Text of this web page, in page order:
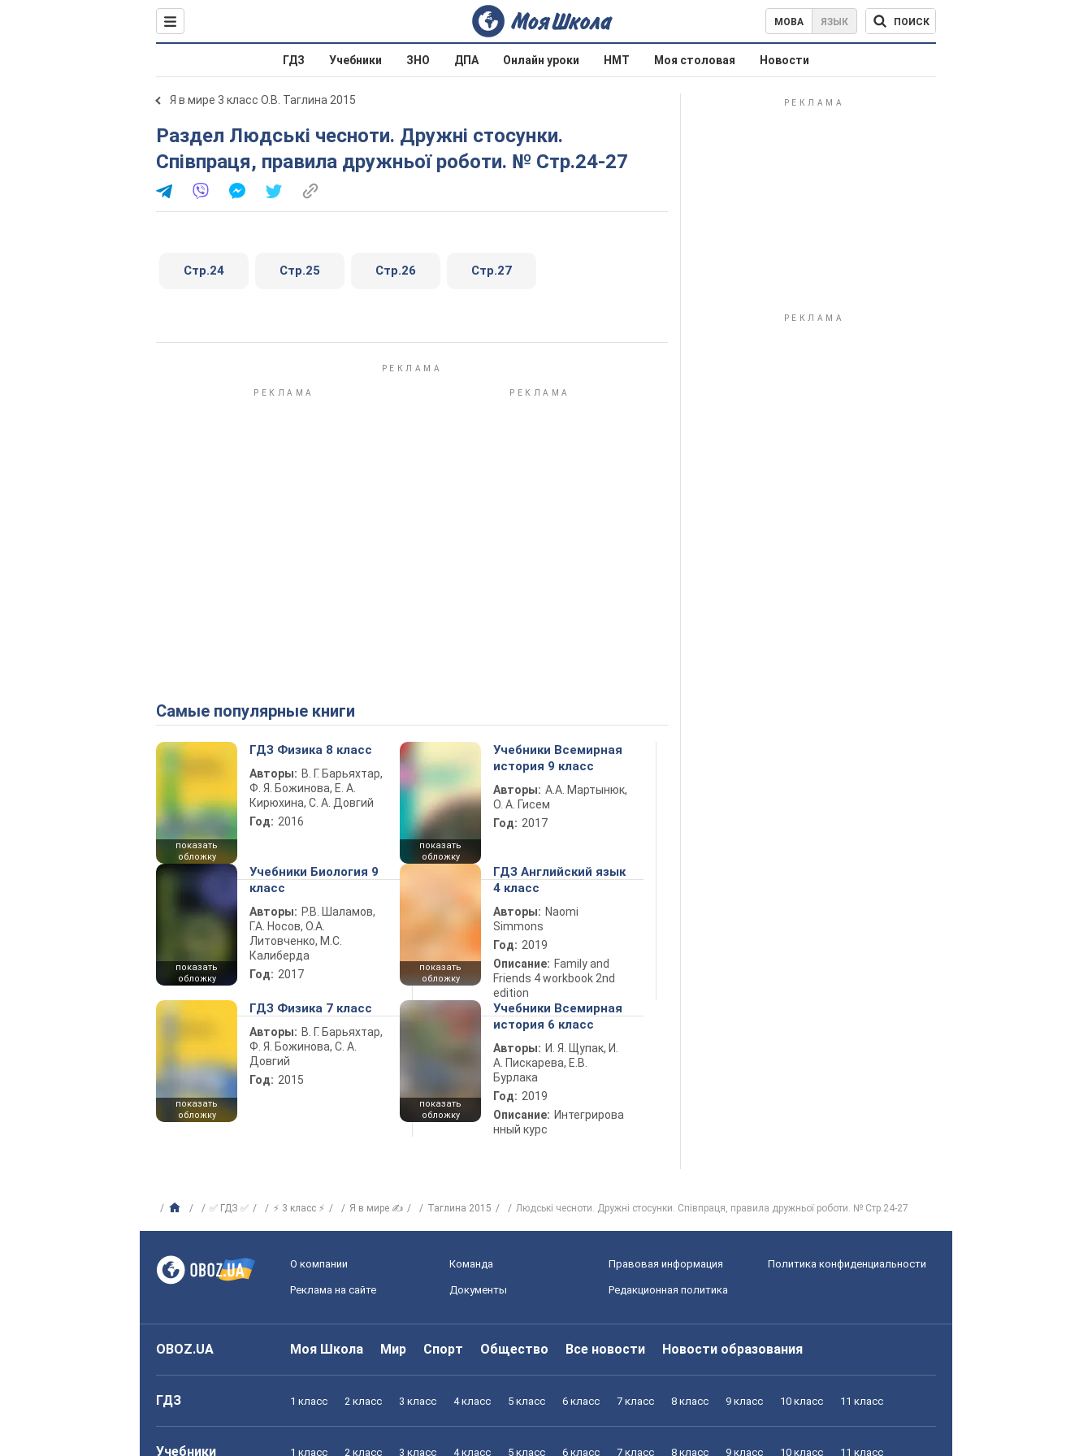
МОВА ЯЗЫК ПОИСК
ГДЗ Учебники ЗНО ДПА Онлайн уроки НМТ Моя столовая Новости
Я в мире 3 класс О.В. Таглина 2015
Раздел Людські чесноти. Дружні стосунки.
Співпраця, правила дружньої роботи. № Стр.24-27
Стр.24 Стр.25 Стр.26 Стр.27
Самые популярные книги
показать
обложку
ГДЗ Физика 8 класс
Авторы: В. Г. Барьяхтар,
Ф. Я. Божинова, Е. А.
Кирюхина, С. А. Довгий
Год: 2016
показать
обложку
Учебники Всемирная
история 9 класс
Авторы: А.А. Мартынюк,
О. А. Гисем
Год: 2017
показать
обложку
Учебники Биология 9
класс
Авторы: Р.В. Шаламов,
Г.А. Носов, О.А.
Литовченко, М.С.
Калиберда
Год: 2017
показать
обложку
ГДЗ Английский язык
4 класс
Авторы: Naomi
Simmons
Год: 2019
Описание: Family and
Friends 4 workbook 2nd
edition
показать
обложку
ГДЗ Физика 7 класс
Авторы: В. Г. Барьяхтар,
Ф. Я. Божинова, С. А.
Довгий
Год: 2015
показать
обложку
Учебники Всемирная
история 6 класс
Авторы: И. Я. Щупак, И.
А. Пискарева, Е.В.
Бурлака
Год: 2019
Описание: Интегрирова
нный курс
✅ ГДЗ ✅ ⚡ 3 класс ⚡ Я в мире ✍ Таглина 2015 Людські чесноти. Дружні стосунки. Співпраця, правила дружньої роботи. № Стр.24-27
О компании Команда Правовая информация Политика конфиденциальности
Реклама на сайте Документы Редакционная политика
OBOZ.UA Моя Школа Мир Спорт Общество Все новости Новости образования
ГДЗ 1 класс 2 класс 3 класс 4 класс 5 класс 6 класс 7 класс 8 класс 9 класс 10 класс 11 класс
Учебники 1 класс 2 класс 3 класс 4 класс 5 класс 6 класс 7 класс 8 класс 9 класс 10 класс 11 класс